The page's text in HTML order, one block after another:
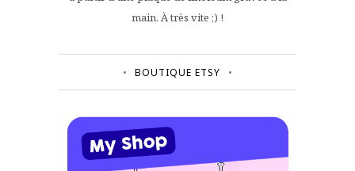
main. À très vite ;) !
BOUTIQUE ETSY